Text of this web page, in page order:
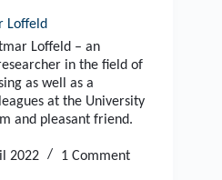
Loffeld
Loffeld – an
in the field of
as well as a
at the University
and pleasant friend.
2022 1 Comment